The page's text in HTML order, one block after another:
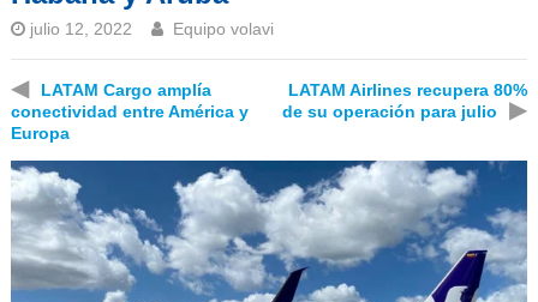
julio 12, 2022 Equipo volavi
◀
LATAM Cargo amplía
conectividad entre América y
Europa
LATAM Airlines recupera 80%
de su operación para julio
▶